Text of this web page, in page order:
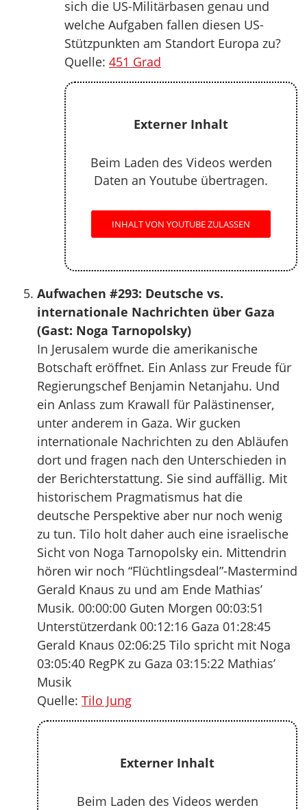
sich die US-Militärbasen genau und
welche Aufgaben fallen diesen US-
Stützpunkten am Standort Europa zu?
Quelle: 451 Grad
Externer Inhalt
Beim Laden des Videos werden
Daten an Youtube übertragen.
INHALT VON YOUTUBE ZULASSEN
Aufwachen #293: Deutsche vs.
internationale Nachrichten über Gaza
(Gast: Noga Tarnopolsky)
In Jerusalem wurde die amerikanische
Botschaft eröffnet. Ein Anlass zur Freude für
Regierungschef Benjamin Netanjahu. Und
ein Anlass zum Krawall für Palästinenser,
unter anderem in Gaza. Wir gucken
internationale Nachrichten zu den Abläufen
dort und fragen nach den Unterschieden in
der Berichterstattung. Sie sind auffällig. Mit
historischem Pragmatismus hat die
deutsche Perspektive aber nur noch wenig
zu tun. Tilo holt daher auch eine israelische
Sicht von Noga Tarnopolsky ein. Mittendrin
hören wir noch “Flüchtlingsdeal”-Mastermind
Gerald Knaus zu und am Ende Mathias’
Musik. 00:00:00 Guten Morgen 00:03:51
Unterstützerdank 00:12:16 Gaza 01:28:45
Gerald Knaus 02:06:25 Tilo spricht mit Noga
03:05:40 RegPK zu Gaza 03:15:22 Mathias’
Musik
Quelle: Tilo Jung
Externer Inhalt
Beim Laden des Videos werden